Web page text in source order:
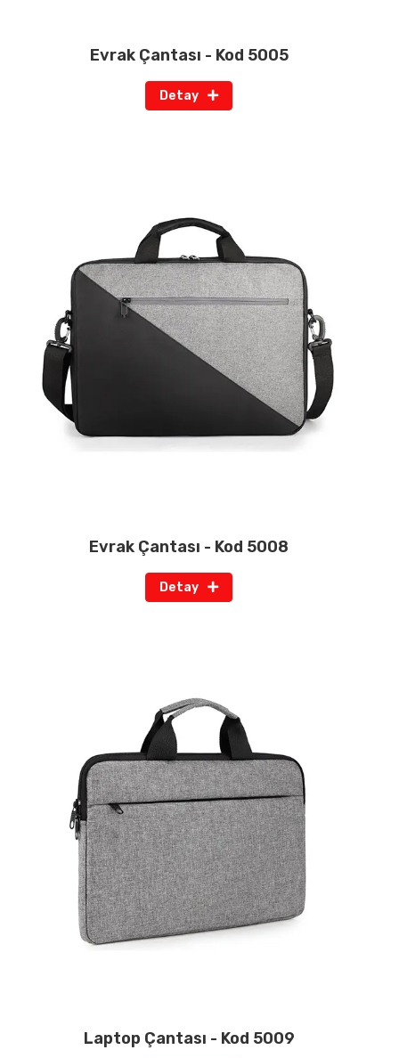
Evrak Çantası - Kod 5005
Detay
Evrak Çantası - Kod 5008
Detay
Laptop Çantası - Kod 5009